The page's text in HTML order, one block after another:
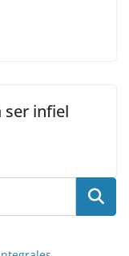
ser infiel